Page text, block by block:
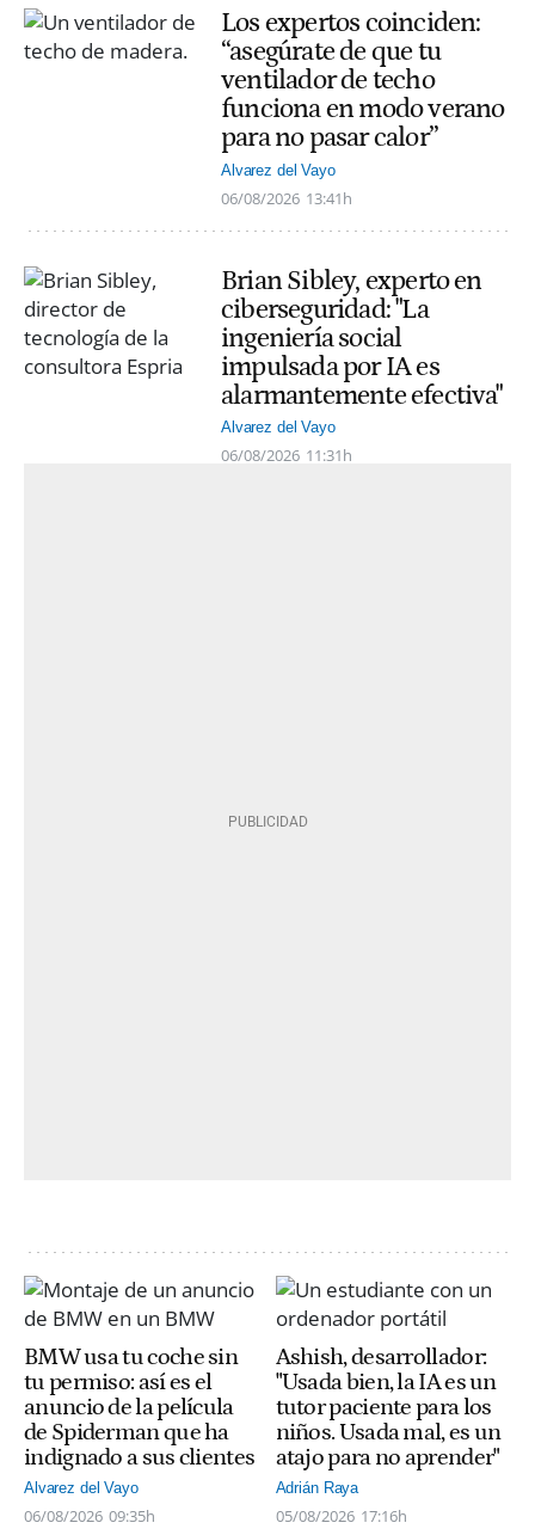
Los expertos coinciden:
“asegúrate de que tu
ventilador de techo
funciona en modo verano
para no pasar calor”
Alvarez del Vayo
06/08/2026 13:41h
Brian Sibley, experto en
ciberseguridad: "La
ingeniería social
impulsada por IA es
alarmantemente efectiva"
Alvarez del Vayo
06/08/2026 11:31h
BMW usa tu coche sin
tu permiso: así es el
anuncio de la película
de Spiderman que ha
indignado a sus clientes
Alvarez del Vayo
06/08/2026 09:35h
Ashish, desarrollador:
"Usada bien, la IA es un
tutor paciente para los
niños. Usada mal, es un
atajo para no aprender"
Adrián Raya
05/08/2026 17:16h